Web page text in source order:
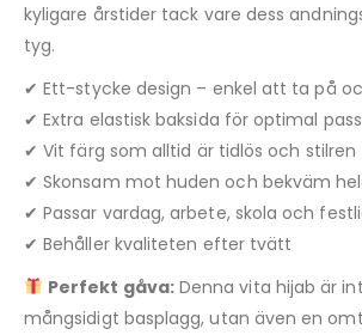
kyligare årstider tack vare dess
tyg.
✔ Ett-stycke design – enkel att ta på
✔ Extra elastisk baksida för optimal
✔ Vit färg som alltid är tidlös och stilren
✔ Skonsam mot huden och bekväm
✔ Passar vardag, arbete, skola och
✔ Behåller kvaliteten efter tvätt
Perfekt gåva:Denna vita hijab är
mångsidigt basplagg, utan även en